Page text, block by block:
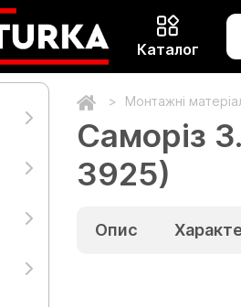
Каталог
Монтажні
Саморіз
3925)
Опис